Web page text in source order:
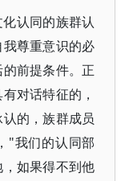
认同的族群认
尊重意识的必
前提条件。正
对话特征的，
的，族群成员
"我们的认同部
如果得不到他